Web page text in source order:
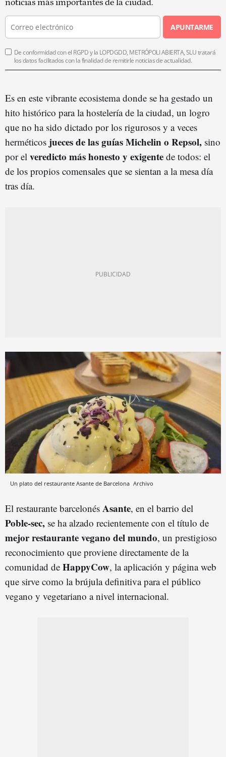
noticias más importantes de la ciudad.
APUNTARME
De conformidad con el RGPD y la LOPDGDD, METRÓPOLI ABIERTA, SLU tratará
los datos facilitados con la finalidad de remitirle noticias de actualidad.
Es en este vibrante ecosistema donde se ha gestado un
hito histórico para la hostelería de la ciudad, un logro
que no ha sido dictado por los rigurosos y a veces
herméticos jueces de las guías Michelin o Repsol, sino
por el veredicto más honesto y exigente de todos: el
de los propios comensales que se sientan a la mesa día
tras día.
Un plato del restaurante Asante de Barcelona Archivo
El restaurante barcelonés Asante, en el barrio del
Poble-sec, se ha alzado recientemente con el título de
mejor restaurante vegano del mundo, un prestigioso
reconocimiento que proviene directamente de la
comunidad de HappyCow, la aplicación y página web
que sirve como la brújula definitiva para el público
vegano y vegetariano a nivel internacional.